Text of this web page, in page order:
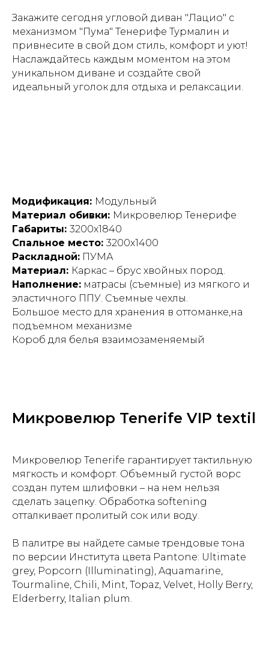
Закажите сегодня угловой диван "Лацио" с
механизмом "Пума" Тенерифе Турмалин и
привнесите в свой дом стиль, комфорт и уют!
Наслаждайтесь каждым моментом на этом
уникальном диване и создайте свой
идеальный уголок для отдыха и релаксации.
Модификация: Модульный
Материал обивки: Микровелюр Тенерифе
Габариты: 3200х1840
Спальное место: 3200х1400
Раскладной: ПУМА
Материал: Каркас – брус хвойных пород.
Наполнение: матрасы (съемные) из мягкого и
эластичного ППУ. Съемные чехлы.
Большое место для хранения в оттоманке,на
подъемном механизме
Короб для белья взаимозаменяемый
Микровелюр Tenerife VIP textil
Микровелюр Tenerife гарантирует тактильную
мягкость и комфорт. Объемный густой ворс
создан путем шлифовки – на нем нельзя
сделать зацепку. Обработка softening
отталкивает пролитый сок или воду.
В палитре вы найдете самые трендовые тона
по версии Института цвета Pantone: Ultimate
grey, Popcorn (Illuminating), Aquamarine,
Tourmaline, Chili, Mint, Topaz, Velvet, Holly Berry,
Elderberry, Italian plum.